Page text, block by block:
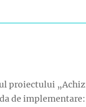
proiectului
de implementare: